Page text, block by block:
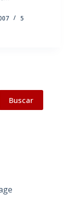
5
Buscar